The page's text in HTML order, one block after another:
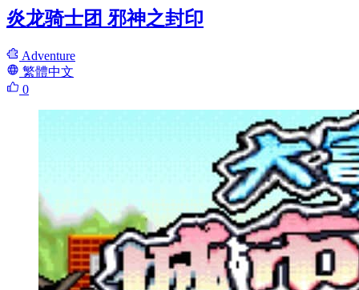
炎龙骑士团 邪神之封印
Adventure
繁體中文
0